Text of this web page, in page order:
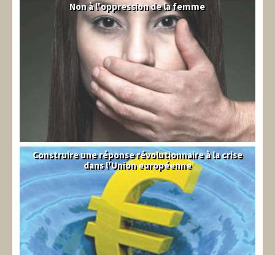
Syrie
Non à l'oppression de la femme
Syndical
Construire une réponse révolutionnaire à la crise
dans l'Union européenne